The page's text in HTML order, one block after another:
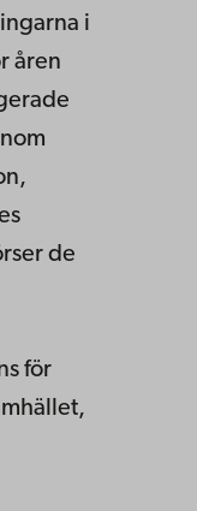
i
åren
de
för